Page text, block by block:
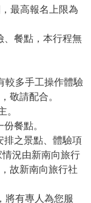
最高報名上限為
、餐點，本行程無
較多手工操作體驗
敬請配合。
。
餐點。
排之景點、體驗項
況由新南向旅行
故新南向旅行社
將有專人為您服